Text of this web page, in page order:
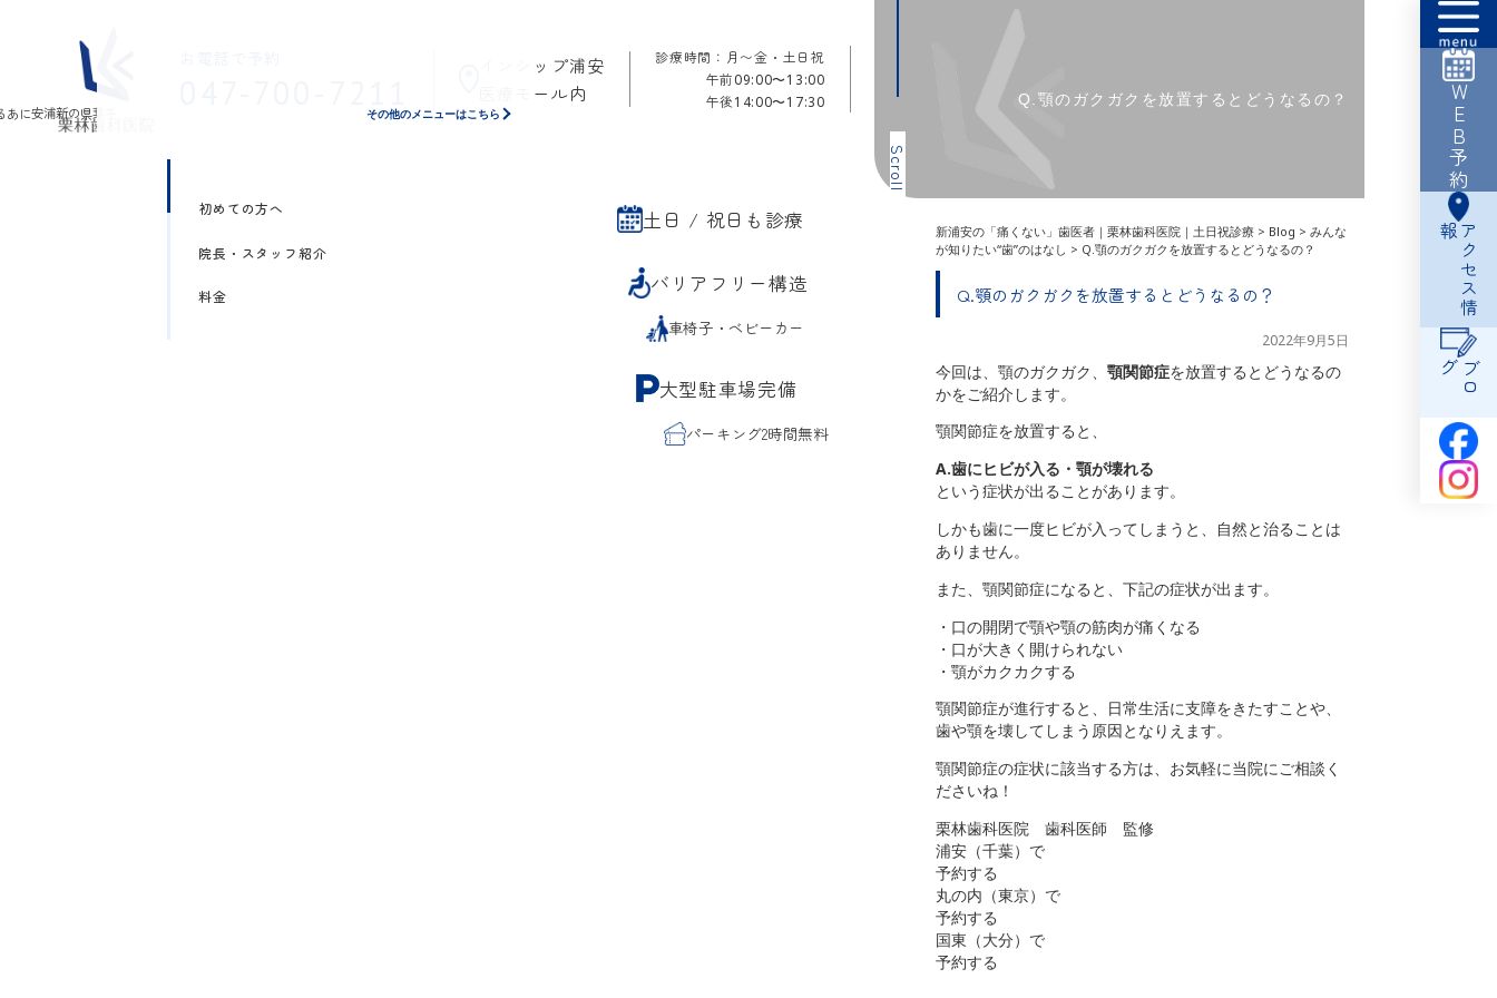
インシップ浦安
医療モール内
診療時間：月〜金・土日祝
午前09:00〜13:00
午後14:00〜17:30
初めての方へ
院長・スタッフ紹介
料金
土日 / 祝日も診療
バリアフリー構造
車椅子・ベビーカー
大型駐車場完備
パーキング2時間無料
その他のメニューはこちら WEB予約
ア
ク
セ
ス
情
報
ブ
ロ
グ
Scroll
Q.顎のガクガクを放置するとどうなるの？
新浦安の「痛くない」歯医者｜栗林歯科医院｜土日祝診療 > Blog > みんな
が知りたい“歯”のはなし > Q.顎のガクガクを放置するとどうなるの？
Q.顎のガクガクを放置するとどうなるの？
2022年9月5日
今回は、顎のガクガク、 顎関節症を放置するとどうなるの
かをご紹介します。
顎関節症を放置すると、
A.歯にヒビが入る・顎が壊れる
という症状が出ることがあります。
しかも歯に一度ヒビが入ってしまうと、自然と治ることは
ありません。
また、顎関節症になると、下記の症状が出ます。
・口の開閉で顎や顎の筋肉が痛くなる
・口が大きく開けられない
・顎がカクカクする
顎関節症が進行すると、日常生活に支障をきたすことや、
歯や顎を壊してしまう原因となりえます。
顎関節症の症状に該当する方は、お気軽に当院にご相談く
ださいね！
栗林歯科医院 歯科医師 監修
浦安（千葉）で
予約する
丸の内（東京）で
予約する
国東（大分）で
予約する